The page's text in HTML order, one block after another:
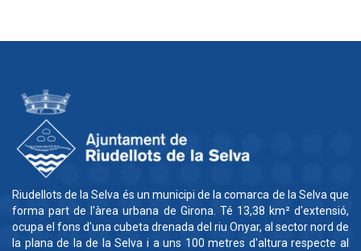
Riudellots de la Selva és un municipi de la comarca de la Selva que
forma part de l'àrea urbana de Girona. Té 13,38 km² d'extensió,
ocupa el fons d'una cubeta drenada del riu Onyar, al sector nord de
la plana de la de la Selva i a uns 100 metres d'altura respecte al